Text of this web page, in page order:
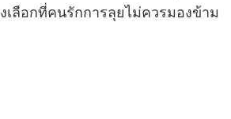
เลือกที่คนรักการลุยไม่ควรมองข้าม